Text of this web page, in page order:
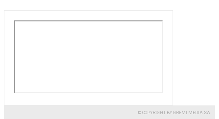
© COPYRIGHT BY GREMI MEDIA SA